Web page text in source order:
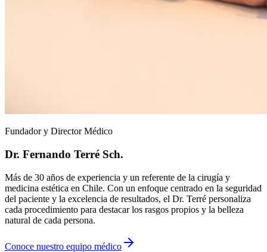
Fundador y Director Médico
Dr. Fernando Terré Sch.
Más de 30 años de experiencia y un referente de la cirugía y
medicina estética en Chile. Con un enfoque centrado en la seguridad
del paciente y la excelencia de resultados, el Dr. Terré personaliza
cada procedimiento para destacar los rasgos propios y la belleza
natural de cada persona.
Conoce nuestro equipo médico